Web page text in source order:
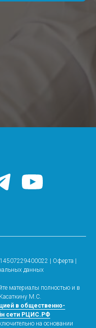
| Оферта
данных
материалы полностью и в
М.С.
в общественно-
сети РЦИС.РФ
на основании